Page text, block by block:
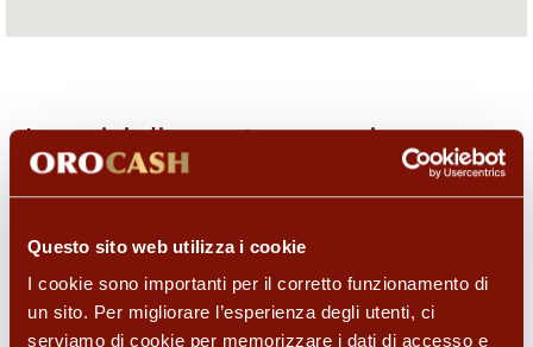
Questo sito web utilizza i cookie
I cookie sono importanti per il corretto funzionamento di
un sito. Per migliorare l’esperienza degli utenti, ci
serviamo di cookie per memorizzare i dati di accesso e
I servizi di questo negozio